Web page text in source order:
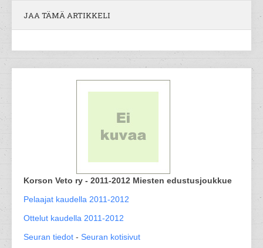
JAA TÄMÄ ARTIKKELI
Korson Veto ry - 2011-2012 Miesten edustusjoukkue
Pelaajat kaudella 2011-2012
Ottelut kaudella 2011-2012
Seuran tiedot - Seuran kotisivut